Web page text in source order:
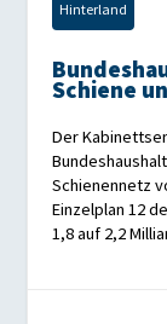
Hinterland
Schiene
Der
Schienennetz
Einzelplan 12
1,8 auf 2,2